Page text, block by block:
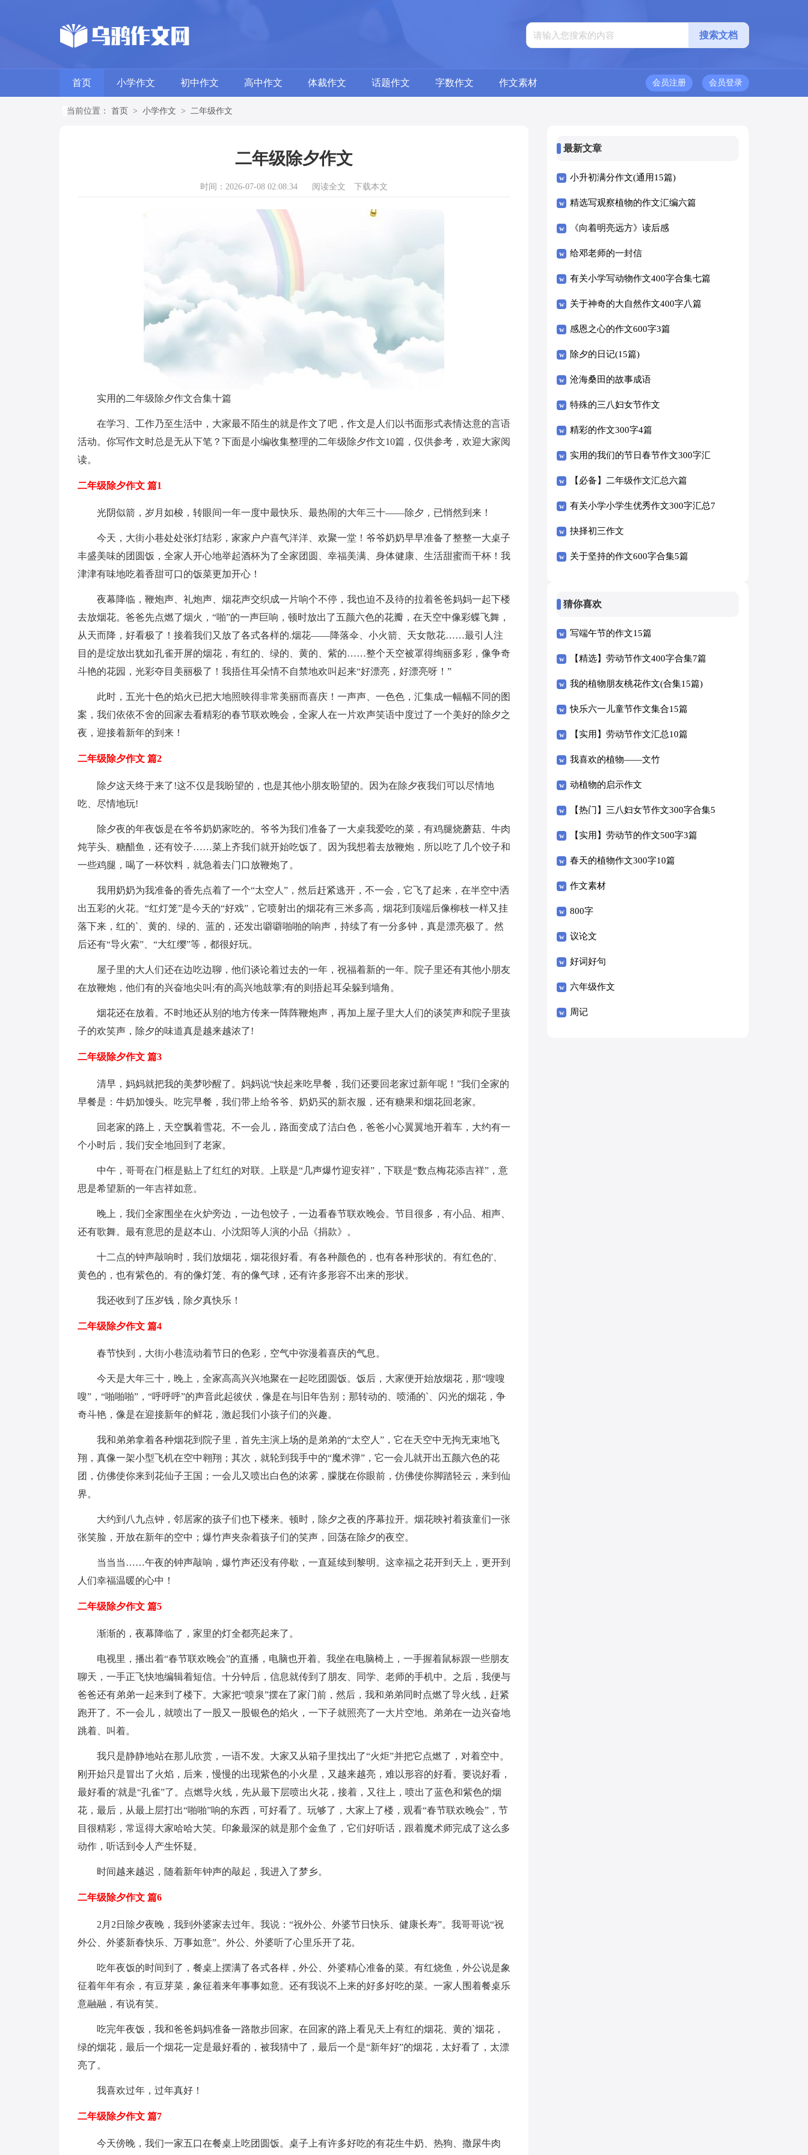
首页 小学作文 初中作文 高中作文 体裁作文 话题作文 字数作文 作文素材 会员登录
会员注册
当前位置： 首页 > 小学作文 > 二年级作文
二年级除夕作文
时间：2026-07-08 02:08:34 阅读全文 下载本文
实用的二年级除夕作文合集十篇
在学习、工作乃至生活中，大家最不陌生的就是作文了吧，作文是人们以书面形式表情达意的言语
活动。你写作文时总是无从下笔？下面是小编收集整理的二年级除夕作文10篇，仅供参考，欢迎大家阅
读。
二年级除夕作文 篇1
光阴似箭，岁月如梭，转眼间一年一度中最快乐、最热闹的大年三十——除夕，已悄然到来！
今天，大街小巷处处张灯结彩，家家户户喜气洋洋、欢聚一堂！爷爷奶奶早早准备了整整一大桌子
丰盛美味的团圆饭，全家人开心地举起酒杯为了全家团圆、幸福美满、身体健康、生活甜蜜而干杯！我
津津有味地吃着香甜可口的饭菜更加开心！
夜幕降临，鞭炮声、礼炮声、烟花声交织成一片响个不停，我也迫不及待的拉着爸爸妈妈一起下楼
去放烟花。爸爸先点燃了烟火，“啪”的一声巨响，顿时放出了五颜六色的花瓣，在天空中像彩蝶飞舞，
从天而降，好看极了！接着我们又放了各式各样的.烟花——降落伞、小火箭、天女散花……最引人注
目的是绽放出犹如孔雀开屏的烟花，有红的、绿的、黄的、紫的……整个天空被罩得绚丽多彩，像争奇
斗艳的花园，光彩夺目美丽极了！我捂住耳朵情不自禁地欢叫起来“好漂亮，好漂亮呀！”
此时，五光十色的焰火已把大地照映得非常美丽而喜庆！一声声、一色色，汇集成一幅幅不同的图
案，我们依依不舍的回家去看精彩的春节联欢晚会，全家人在一片欢声笑语中度过了一个美好的除夕之
夜，迎接着新年的到来！
二年级除夕作文 篇2
除夕这天终于来了!这不仅是我盼望的，也是其他小朋友盼望的。因为在除夕夜我们可以尽情地
吃、尽情地玩!
除夕夜的年夜饭是在爷爷奶奶家吃的。爷爷为我们准备了一大桌我爱吃的菜，有鸡腿烧蘑菇、牛肉
炖芋头、糖醋鱼，还有饺子……菜上齐我们就开始吃饭了。因为我想着去放鞭炮，所以吃了几个饺子和
一些鸡腿，喝了一杯饮料，就急着去门口放鞭炮了。
我用奶奶为我准备的香先点着了一个“太空人”，然后赶紧逃开，不一会，它飞了起来，在半空中洒
出五彩的火花。“红灯笼”是今天的“好戏”，它喷射出的烟花有三米多高，烟花到顶端后像柳枝一样又挂
落下来，红的`、黄的、绿的、蓝的，还发出噼噼啪啪的响声，持续了有一分多钟，真是漂亮极了。然
后还有“导火索”、“大红缨”等，都很好玩。
屋子里的大人们还在边吃边聊，他们谈论着过去的一年，祝福着新的一年。院子里还有其他小朋友
在放鞭炮，他们有的兴奋地尖叫;有的高兴地鼓掌;有的则捂起耳朵躲到墙角。
烟花还在放着。不时地还从别的地方传来一阵阵鞭炮声，再加上屋子里大人们的谈笑声和院子里孩
子的欢笑声，除夕的味道真是越来越浓了!
二年级除夕作文 篇3
清早，妈妈就把我的美梦吵醒了。妈妈说“快起来吃早餐，我们还要回老家过新年呢！”我们全家的
早餐是：牛奶加馒头。吃完早餐，我们带上给爷爷、奶奶买的新衣服，还有糖果和烟花回老家。
回老家的路上，天空飘着雪花。不一会儿，路面变成了洁白色，爸爸小心翼翼地开着车，大约有一
个小时后，我们安全地回到了老家。
中午，哥哥在门框是贴上了红红的对联。上联是“几声爆竹迎安祥”，下联是“数点梅花添吉祥”，意
思是希望新的一年吉祥如意。
晚上，我们全家围坐在火炉旁边，一边包饺子，一边看春节联欢晚会。节目很多，有小品、相声、
还有歌舞。最有意思的是赵本山、小沈阳等人演的小品《捐款》。
十二点的钟声敲响时，我们放烟花，烟花很好看。有各种颜色的，也有各种形状的。有红色的'、
黄色的，也有紫色的。有的像灯笼、有的像气球，还有许多形容不出来的形状。
我还收到了压岁钱，除夕真快乐！
二年级除夕作文 篇4
春节快到，大街小巷流动着节日的色彩，空气中弥漫着喜庆的气息。
今天是大年三十，晚上，全家高高兴兴地聚在一起吃团圆饭。饭后，大家便开始放烟花，那“嗖嗖
嗖”，“啪啪啪”，“呼呼呼”的声音此起彼伏，像是在与旧年告别；那转动的、喷涌的`、闪光的烟花，争
奇斗艳，像是在迎接新年的鲜花，激起我们小孩子们的兴趣。
我和弟弟拿着各种烟花到院子里，首先主演上场的是弟弟的“太空人”，它在天空中无拘无束地飞
翔，真像一架小型飞机在空中翱翔；其次，就轮到我手中的“魔术弹”，它一会儿就开出五颜六色的花
团，仿佛使你来到花仙子王国；一会儿又喷出白色的浓雾，朦胧在你眼前，仿佛使你脚踏轻云，来到仙
界。
大约到八九点钟，邻居家的孩子们也下楼来。顿时，除夕之夜的序幕拉开。烟花映衬着孩童们一张
张笑脸，开放在新年的空中；爆竹声夹杂着孩子们的笑声，回荡在除夕的夜空。
当当当……午夜的钟声敲响，爆竹声还没有停歇，一直延续到黎明。这幸福之花开到天上，更开到
人们幸福温暖的心中！
二年级除夕作文 篇5
渐渐的，夜幕降临了，家里的灯全都亮起来了。
电视里，播出着“春节联欢晚会”的直播，电脑也开着。我坐在电脑椅上，一手握着鼠标跟一些朋友
聊天，一手正飞快地编辑着短信。十分钟后，信息就传到了朋友、同学、老师的手机中。之后，我便与
爸爸还有弟弟一起来到了楼下。大家把“喷泉”摆在了家门前，然后，我和弟弟同时点燃了导火线，赶紧
跑开了。不一会儿，就喷出了一股又一股银色的焰火，一下子就照亮了一大片空地。弟弟在一边兴奋地
跳着、叫着。
我只是静静地站在那儿欣赏，一语不发。大家又从箱子里找出了“火炬”并把它点燃了，对着空中。
刚开始只是冒出了火焰，后来，慢慢的出现紫色的小火星，又越来越亮，难以形容的好看。要说好看，
最好看的'就是“孔雀”了。点燃导火线，先从最下层喷出火花，接着，又往上，喷出了蓝色和紫色的烟
花，最后，从最上层打出“啪啪”响的东西，可好看了。玩够了，大家上了楼，观看“春节联欢晚会”，节
目很精彩，常逗得大家哈哈大笑。印象最深的就是那个金鱼了，它们好听话，跟着魔术师完成了这么多
动作，听话到令人产生怀疑。
时间越来越迟，随着新年钟声的敲起，我进入了梦乡。
二年级除夕作文 篇6
2月2日除夕夜晚，我到外婆家去过年。我说：“祝外公、外婆节日快乐、健康长寿”。我哥哥说“祝
外公、外婆新春快乐、万事如意”。外公、外婆听了心里乐开了花。
吃年夜饭的时间到了，餐桌上摆满了各式各样，外公、外婆精心准备的菜。有红烧鱼，外公说是象
征着年年有余，有豆芽菜，象征着来年事事如意。还有我说不上来的好多好吃的菜。一家人围着餐桌乐
意融融，有说有笑。
吃完年夜饭，我和爸爸妈妈准备一路散步回家。在回家的路上看见天上有红的烟花、黄的`烟花，
绿的烟花，最后一个烟花一定是最好看的，被我猜中了，最后一个是“新年好”的烟花，太好看了，太漂
亮了。
我喜欢过年，过年真好！
二年级除夕作文 篇7
今天傍晚，我们一家五口在餐桌上吃团圆饭。桌子上有许多好吃的有花生牛奶、热狗、撒尿牛肉
最新文章
小升初满分作文(通用15篇)
精选写观察植物的作文汇编六篇
《向着明亮远方》读后感
给邓老师的一封信
有关小学写动物作文400字合集七篇
关于神奇的大自然作文400字八篇
感恩之心的作文600字3篇
除夕的日记(15篇)
沧海桑田的故事成语
特殊的三八妇女节作文
精彩的作文300字4篇
实用的我们的节日春节作文300字汇
编十篇
【必备】二年级作文汇总六篇
有关小学小学生优秀作文300字汇总7
篇
抉择初三作文
关于坚持的作文600字合集5篇
猜你喜欢
写端午节的作文15篇
【精选】劳动节作文400字合集7篇
我的植物朋友桃花作文(合集15篇)
快乐六一儿童节作文集合15篇
【实用】劳动节作文汇总10篇
我喜欢的植物——文竹
动植物的启示作文
【热门】三八妇女节作文300字合集5
篇
【实用】劳动节的作文500字3篇
春天的植物作文300字10篇
作文素材
800字
议论文
好词好句
六年级作文
周记